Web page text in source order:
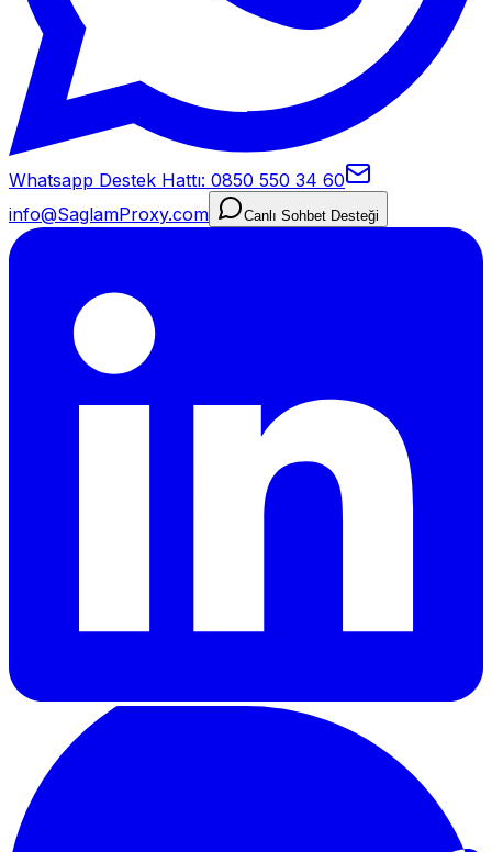
Whatsapp Destek Hattı: 0850 550 34 60
info@SaglamProxy.com
Canlı Sohbet Desteği